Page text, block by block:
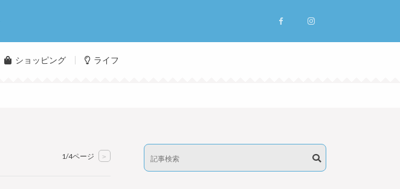
ショッピング ライフ
1/4ページ >